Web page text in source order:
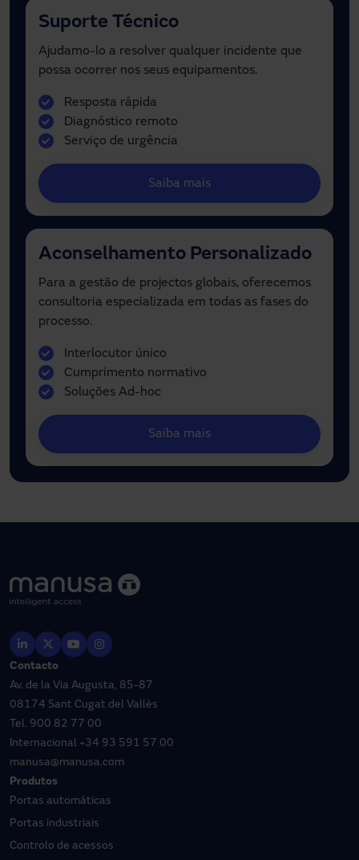
Suporte Técnico
Ajudamo-lo a resolver qualquer incidente que
possa ocorrer nos seus equipamentos.
Resposta rápida
Diagnóstico remoto
Serviço de urgência
Saiba mais
Aconselhamento Personalizado
Para a gestão de projectos globais, oferecemos
consultoria especializada em todas as fases do
processo.
Interlocutor único
Cumprimento normativo
Soluções Ad-hoc
Saiba mais
Contacto
Av. de la Via Augusta, 85-87
08174 Sant Cugat del Vallès
Tel. 900 82 77 00
Internacional +34 93 591 57 00
manusa@manusa.com
Produtos
Portas automáticas
Portas industriais
Controlo de acessos